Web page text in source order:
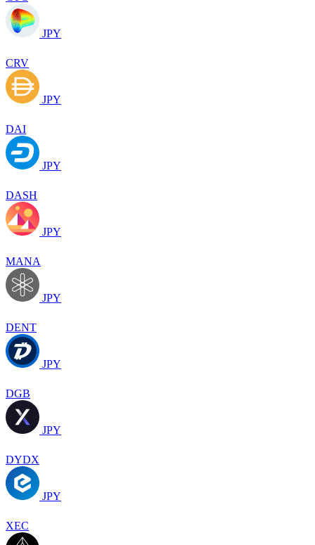
JPY
CRV
JPY
DAI
JPY
DASH
JPY
MANA
JPY
DENT
JPY
DGB
JPY
DYDX
JPY
XEC